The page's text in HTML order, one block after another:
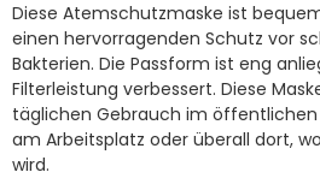
Diese Atemschutzmaske ist
einen hervorragenden Schutz vor
Bakterien. Die Passform ist eng
Filterleistung verbessert. Diese
täglichen Gebrauch im öffentlichen
am Arbeitsplatz oder überall dort,
wird.